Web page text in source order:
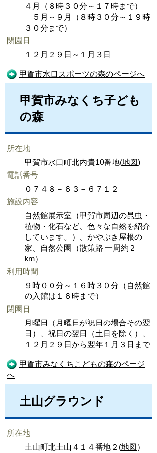
４月（８時３０分～１７時まで）
５月～９月（８時３０分～１９時
３０分まで）
閉園日
１２月２９日～１月３日
甲賀市水口スポーツの森のページへ
甲賀市みなくち子ども
の森
所在地
甲賀市水口町北内貴10番地(地図)
電話番号
０７４８－６３－６７１２
施設内容
自然館展示室（甲賀市周辺の昆虫・
植物・化石など、色々な自然を紹介
しています。）、かやぶき屋根の
家、自然公園（散策路 一周約２
km）
利用時間
９時００分～１６時３０分（自然館
の入館は１６時まで）
閉園日
月曜日（月曜日が祝日の場合その翌
日）、祝日の翌日（土日を除く）、
１２月２９日から翌年１月３日まで
甲賀市みなくちこどもの森のページ
へ
土山グラウンド
所在地
土山町北土山４１４番地２(地図 ）